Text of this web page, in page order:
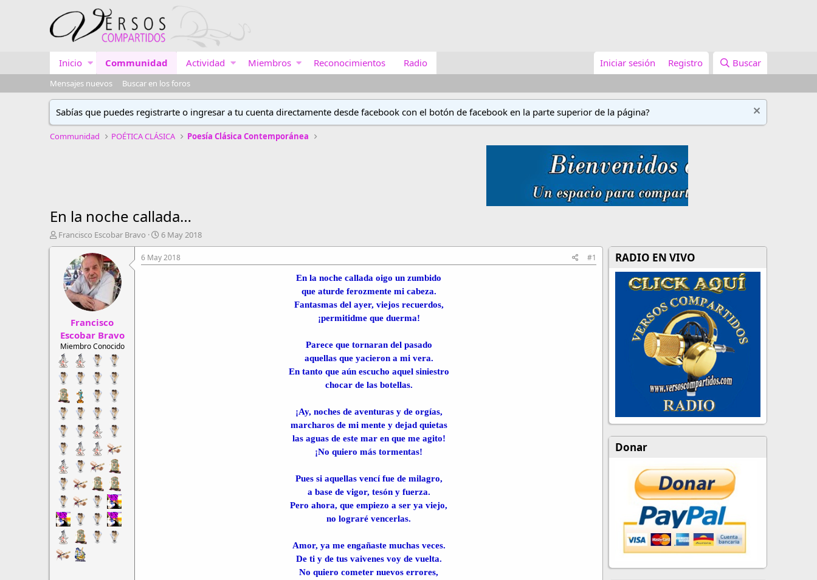
Inicio Communidad Actividad Miembros Reconocimientos Radio Iniciar sesión Registro Buscar
Mensajes nuevos Buscar en los foros
Sabías que puedes registrarte o ingresar a tu cuenta directamente desde facebook con el botón de facebook en la parte superior de la página?
Communidad POÉTICA CLÁSICA Poesía Clásica Contemporánea
En la noche callada…
A
u
o
Francisco Escobar Bravo
F
e
c
h
6 May 2018
Francisco
Escobar Bravo
Miembro Conocido
6 May 2018 #1
En la noche callada oigo un zumbido
que aturde ferozmente mi cabeza.
Fantasmas del ayer, viejos recuerdos,
¡permitidme que duerma!
Parece que tornaran del pasado
aquellas que yacieron a mi vera.
En tanto que aún escucho aquel siniestro
chocar de las botellas.
¡Ay, noches de aventuras y de orgías,
marcharos de mi mente y dejad quietas
las aguas de este mar en que me agito!
¡No quiero más tormentas!
Pues si aquellas vencí fue de milagro,
a base de vigor, tesón y fuerza.
Pero ahora, que empiezo a ser ya viejo,
no lograré vencerlas.
Amor, ya me engañaste muchas veces.
De ti y de tus vaivenes voy de vuelta.
No quiero cometer nuevos errores,
RADIO EN VIVO
Donar